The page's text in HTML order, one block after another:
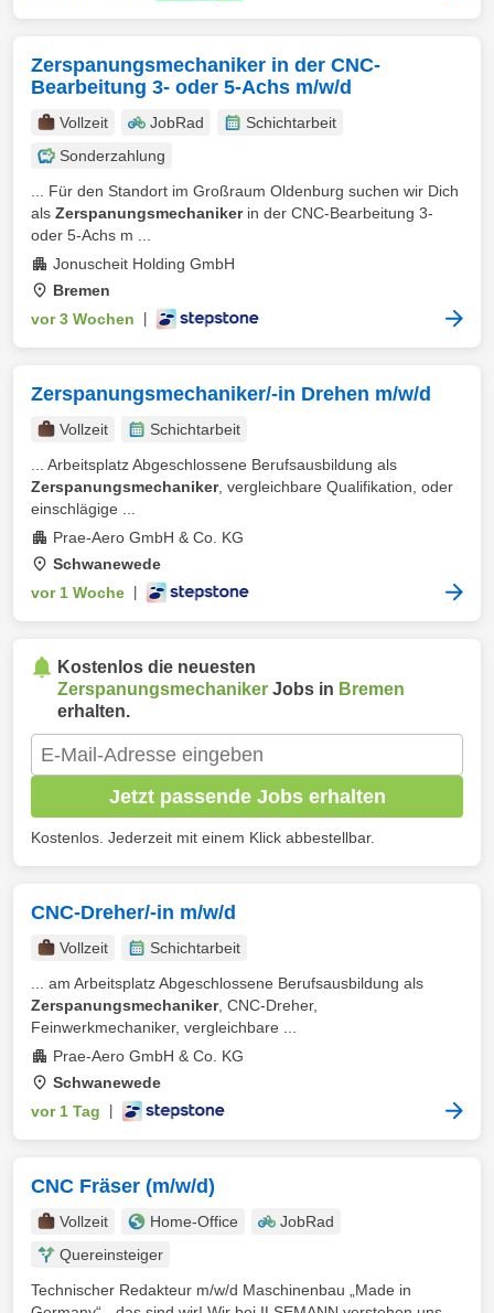
Zerspanungsmechaniker in der CNC-
Bearbeitung 3- oder 5-Achs m/w/d
Vollzeit JobRad
Schichtarbeit
Sonderzahlung
... Für den Standort im Großraum Oldenburg suchen wir Dich
als Zerspanungsmechanikerin der CNC-Bearbeitung 3-
oder 5-Achs m ...
Jonuscheit Holding GmbH
Bremen
vor 3 Wochen
Zerspanungsmechaniker/-in Drehen m/w/d
Vollzeit
Schichtarbeit
... Arbeitsplatz Abgeschlossene Berufsausbildung als
Zerspanungsmechaniker, vergleichbare Qualifikation, oder
einschlägige ...
Prae-Aero GmbH & Co. KG
Schwanewede
vor 1 Woche
Kostenlos die neuesten
Zerspanungsmechaniker Jobs in Bremen
erhalten.
Jetzt passende Jobs erhalten
Kostenlos. Jederzeit mit einem Klick abbestellbar.
CNC-Dreher/-in m/w/d
Vollzeit
Schichtarbeit
... am Arbeitsplatz Abgeschlossene Berufsausbildung als
Zerspanungsmechaniker, CNC-Dreher,
Feinwerkmechaniker, vergleichbare ...
Prae-Aero GmbH & Co. KG
Schwanewede
vor 1 Tag
CNC Fräser (m/w/d)
Vollzeit Home-Office
JobRad
Quereinsteiger
Technischer Redakteur m/w/d Maschinenbau „Made in